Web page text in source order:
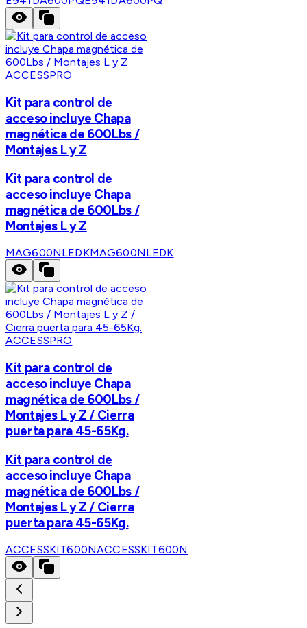
ACCESSPRO
Kit para control de
acceso incluye Chapa
magnética de 600Lbs /
Montajes L y Z
Kit para control de
acceso incluye Chapa
magnética de 600Lbs /
Montajes L y Z
MAG600NLEDKMAG600NLEDK
ACCESSPRO
Kit para control de
acceso incluye Chapa
magnética de 600Lbs /
Montajes L y Z / Cierra
puerta para 45-65Kg.
Kit para control de
acceso incluye Chapa
magnética de 600Lbs /
Montajes L y Z / Cierra
puerta para 45-65Kg.
ACCESSKIT600NACCESSKIT600N